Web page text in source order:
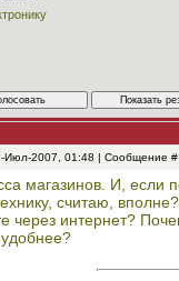
Июл-2007, 01:48 | Сообщение
магазинов. И, если
считаю, вполне?
через интернет?